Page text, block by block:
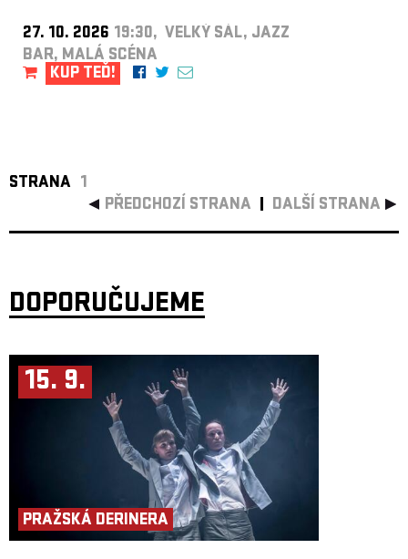
27. 10. 2026 19:30, VELKÝ SÁL, JAZZ
BAR, MALÁ SCÉNA
KUP TEĎ!
STRANA 1
PŘEDCHOZÍ STRANA
DALŠÍ STRANA
DOPORUČUJEME
15. 9.
PRAŽSKÁ DERINERA